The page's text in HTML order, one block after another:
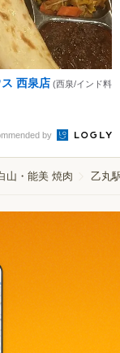
西泉店 (西泉/インド料
by
山・能美 焼肉 乙丸